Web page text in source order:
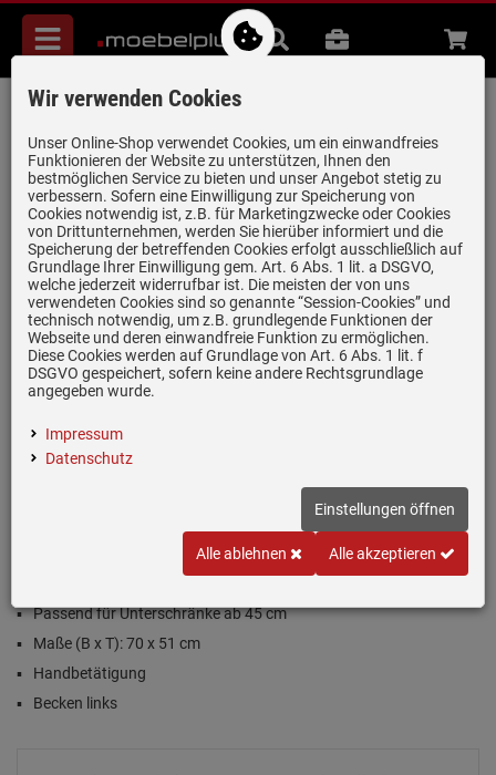
Menü
Suche
B2B Beratung
Systemceram Mera 70 Schiefer
Keramikspüle Handbetätigung
Artikel-Nummer:19946961 | Herstellernummer: 5059 01 85 |
EAN:4050697012264
Inklusive 5 Jahre Garantie
Passend für Unterschränke ab 45 cm
Maße (B x T): 70 x 51 cm
Handbetätigung
Becken links
Wir verwenden Cookies
Unser Online-Shop verwendet Cookies, um ein einwandfreies
Funktionieren der Website zu unterstützen, Ihnen den
bestmöglichen Service zu bieten und unser Angebot stetig zu
verbessern. Sofern eine Einwilligung zur Speicherung von
Cookies notwendig ist, z.B. für Marketingzwecke oder Cookies
von Drittunternehmen, werden Sie hierüber informiert und die
Speicherung der betreffenden Cookies erfolgt ausschließlich auf
Grundlage Ihrer Einwilligung gem. Art. 6 Abs. 1 lit. a DSGVO,
welche jederzeit widerrufbar ist. Die meisten der von uns
verwendeten Cookies sind so genannte “Session-Cookies” und
technisch notwendig, um z.B. grundlegende Funktionen der
Webseite und deren einwandfreie Funktion zu ermöglichen.
Diese Cookies werden auf Grundlage von Art. 6 Abs. 1 lit. f
DSGVO gespeichert, sofern keine andere Rechtsgrundlage
angegeben wurde.
Impressum
Datenschutz
Einstellungen öffnen
Alle ablehnen Alle akzeptieren